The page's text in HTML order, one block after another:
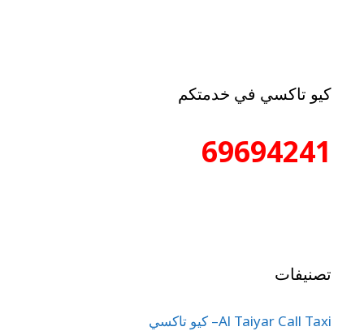
كيو تاكسي في خدمتكم
69694241
تصنيفات
Al Taiyar Call Taxi– كيو تاكسي